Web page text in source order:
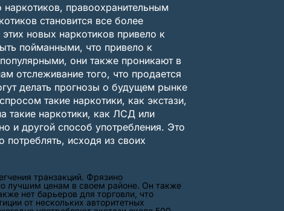
правоохранительным
становится все более
новых наркотиков привело к
пойманными, что привело к
они также проникают в
отслеживание того, что продается
делать прогнозы о будущем рынке
такие наркотики, как экстази,
такие наркотики, как ЛСД или
и другой способ употребления. Это
исходя из своих
транзакций. Фрязино
лучшим ценам в своем районе. Он также
нет барьеров для торговли, что
от нескольких авторитетных